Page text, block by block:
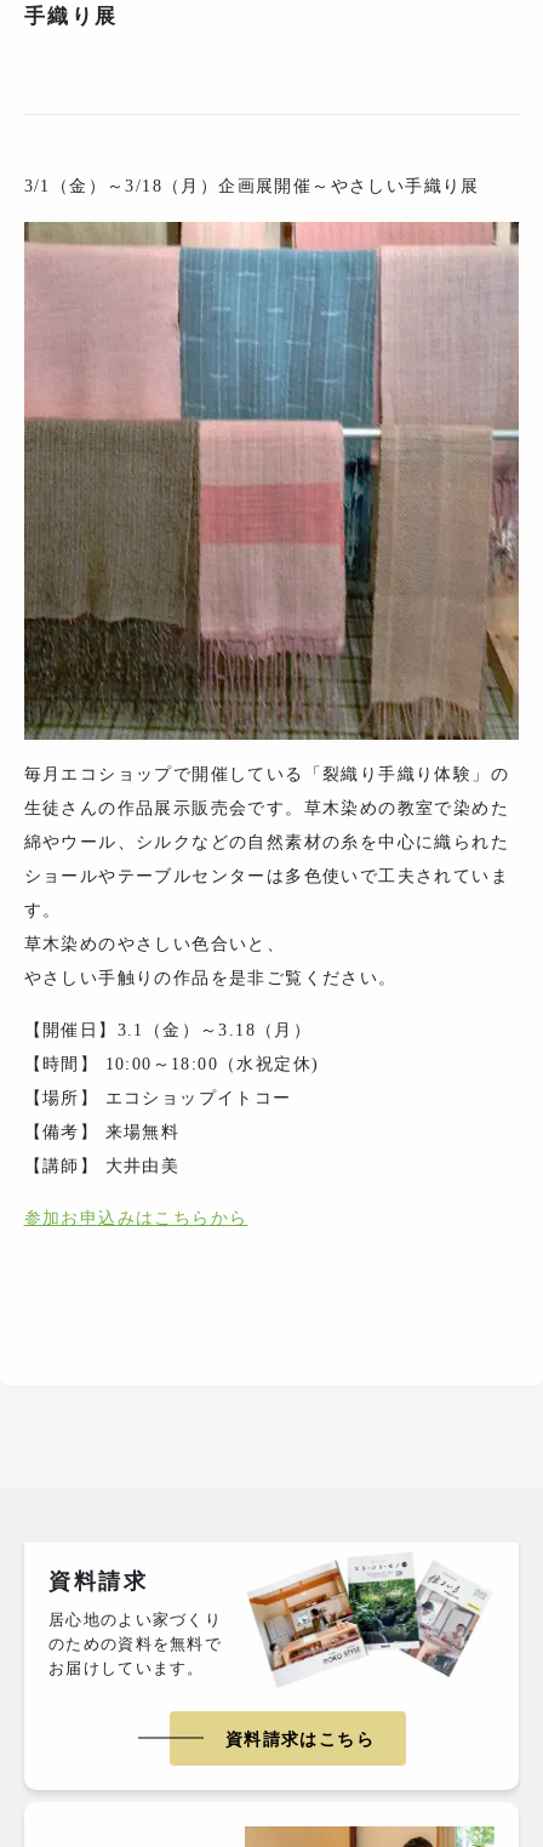
手織り展
3/1（金）～3/18（月）企画展開催～やさしい手織り展
毎月エコショップで開催している「裂織り手織り体験」の
生徒さんの作品展示販売会です。草木染めの教室で染めた
綿やウール、シルクなどの自然素材の糸を中心に織られた
ショールやテーブルセンターは多色使いで工夫されていま
す。
草木染めのやさしい色合いと、
やさしい手触りの作品を是非ご覧ください。
【開催日】3.1（金）～3.18（月）
【時間】 10:00～18:00（水祝定休)
【場所】 エコショップイトコー
【備考】 来場無料
【講師】 大井由美
参加お申込みはこちらから
資料請求
居心地のよい家づくり
のための資料を無料で
お届けしています。
資料請求はこちら